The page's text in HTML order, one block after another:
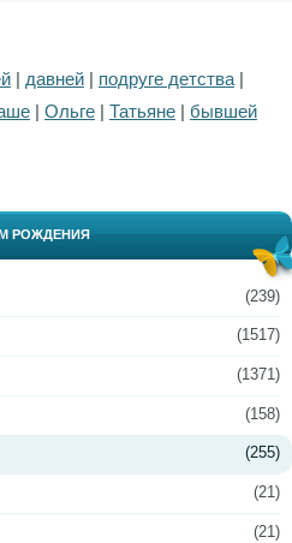
| давней| подруге детства|
| Ольге| Татьяне| бывшей
РОЖДЕНИЯ
(239)
(1517)
(1371)
(158)
(255)
(21)
(21)